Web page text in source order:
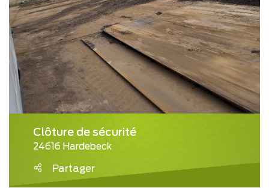
Clôture de sécurité
24616 Hardebeck
Partager